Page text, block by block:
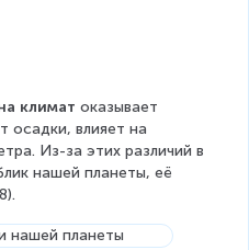
климат оказывает
осадки, влияет на
Из-за этих различий в
нашей планеты, её